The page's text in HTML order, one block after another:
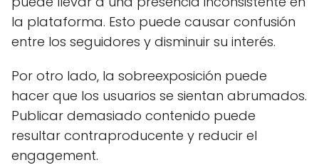
la plataforma. Esto puede causar confusión
entre los seguidores y disminuir su interés.
Por otro lado, la sobreexposición puede
hacer que los usuarios se sientan abrumados.
Publicar demasiado contenido puede
resultar contraproducente y reducir el
engagement.